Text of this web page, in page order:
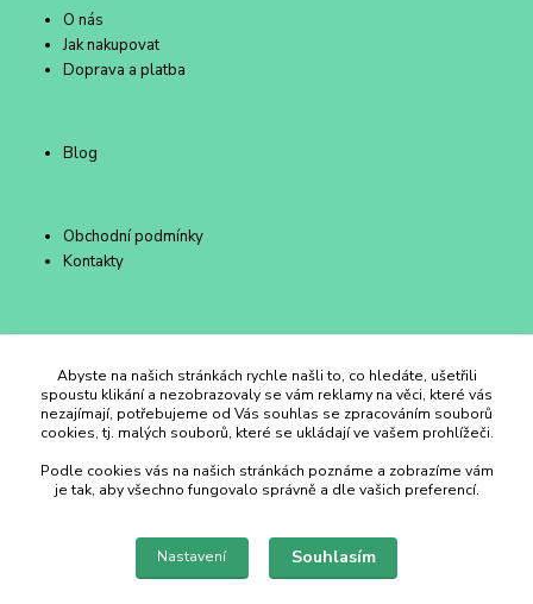
O nás
Jak nakupovat
Doprava a platba
Blog
Obchodní podmínky
Kontakty
Duhový Ateliér Kroměříž
+420 734 258 002
duhovyatelier@email.cz
Abyste na našich stránkách rychle našli to, co hledáte, ušetřili
spoustu klikání a nezobrazovaly se vám reklamy na věci, které vás
nezajímají, potřebujeme od Vás souhlas se zpracováním souborů
cookies, tj. malých souborů, které se ukládají ve vašem prohlížeči.
Podle cookies vás na našich stránkách poznáme a zobrazíme vám
je tak, aby všechno fungovalo správně a dle vašich preferencí.
Nastavení Souhlasím